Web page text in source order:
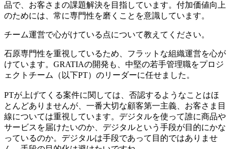
品で、お客さまの課題解決を目指しています。付加価値向上
のためには、常に専門性を磨くことを意識しています。
チーム運営で心がけている点について教えてください。
石原専門性を重視しているため、フラットな組織運営を心が
けています。GRATIAの開発も、中堅の若手管理職をプロジ
ェクトチーム（以下PT）のリーダーに任せました。
PTが上げてくる案件に関しては、否認するようなことはほ
とんどありませんが、一番大切な顧客第一主義、お客さま目
線については重視しています。デジタルを使って誰に商品や
サービスを届けたいのか、デジタルという手段が目的にかな
っているのか。デジタルは手段であって目的ではありませ